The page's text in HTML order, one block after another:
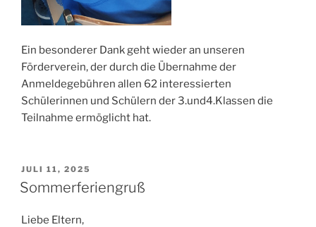
Ein besonderer Dank geht wieder an unseren
Förderverein, der durch die Übernahme der
Anmeldegebühren allen 62 interessierten
Schülerinnen und Schülern der 3.und4.Klassen die
Teilnahme ermöglicht hat.
VERÖFFENTLICHT
AM
JULI 11, 2025
Sommerferiengruß
Liebe Eltern,